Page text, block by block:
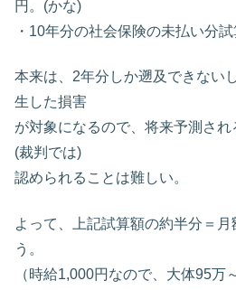
円。(かな)
・10年分の社会保険の未払い分
本来は、2年分しか遡及できない
生した損害
が対象になるので、将来予測され
(裁判では)
認められることは難しい。
よって、上記試算額の約半分＝
う。
（時給1,000円なので、大体95万